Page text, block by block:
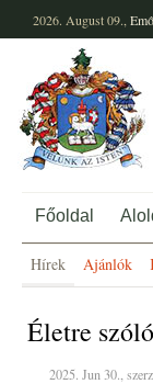
2026. August 09.,
Főoldal
Hírek Ajánlók
Életre
2025. Jun 30.,